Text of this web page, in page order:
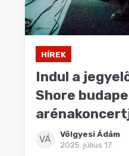
HÍREK
Indul a
Shore
VÁ
Völgyesi Ádám
2025. július 17.